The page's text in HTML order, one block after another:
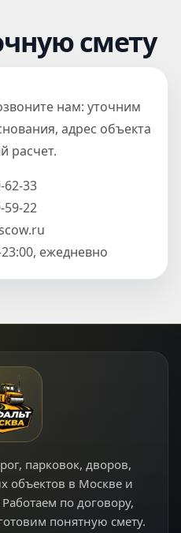
смету
нам: уточним
адрес объекта
расчет.
62-33
59-22
ежедневно
парковок, дворов,
объектов в Москве и
по договору,
понятную смету.